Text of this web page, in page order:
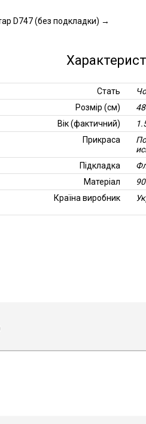
D747 (без подкладки) →
Стать
Розмір (см)
Вік (фактичний)
Прикраса
Підкладка
Матеріал
Країна виробник